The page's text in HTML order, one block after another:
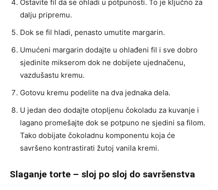
Ostavite fil da se ohladi u potpunosti. To je ključno za
dalju pripremu.
Dok se fil hladi, penasto umutite margarin.
Umućeni margarin dodajte u ohlađeni fil i sve dobro
sjedinite mikserom dok ne dobijete ujednačenu,
vazdušastu kremu.
Gotovu kremu podelite na dva jednaka dela.
U jedan deo dodajte otopljenu čokoladu za kuvanje i
lagano promešajte dok se potpuno ne sjedini sa filom.
Tako dobijate čokoladnu komponentu koja će
savršeno kontrastirati žutoj vanila kremi.
Slaganje torte – sloj po sloj do savršenstva